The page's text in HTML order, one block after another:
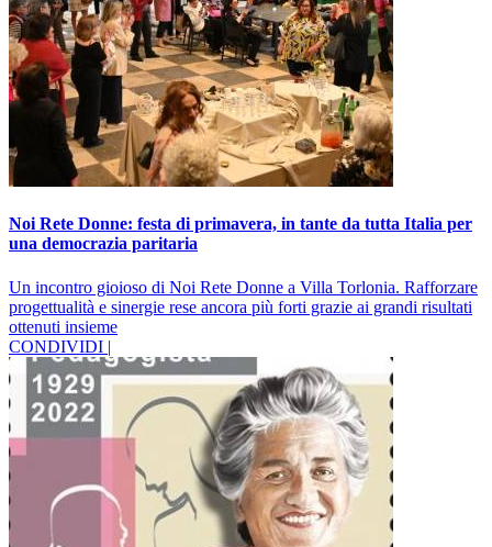
Noi Rete Donne: festa di primavera, in tante da tutta Italia per
una democrazia paritaria
Un incontro gioioso di Noi Rete Donne a Villa Torlonia. Rafforzare
progettualità e sinergie rese ancora più forti grazie ai grandi risultati
ottenuti insieme
CONDIVIDI |